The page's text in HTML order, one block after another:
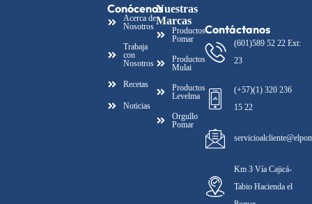
Conócenos
Acerca de
Nosotros
Trabaja
con
Nosotros
Recetas
Noticias
Nuestras
Marcas
Productos
Pomar
Productos
Mulai
Productos
Levelma
Orgullo
Pomar
Contáctanos
(601)589 52 22 Ext:
23
(+57)(1) 320 236
15 22
Km 3 Vía Cajicá-
Tabio Hacienda el